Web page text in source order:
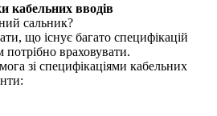
кабельних вводів
сальник?
що існує багато специфікацій
потрібно враховувати.
зі специфікаціями кабельних